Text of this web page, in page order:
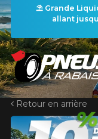
⛱️ Grande
allant
ACCUEIL
Retour en arrière